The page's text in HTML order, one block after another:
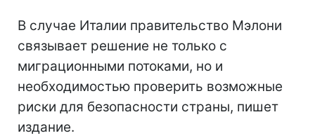
В случае Италии правительство Мэлони
связывает решение не только с
миграционными потоками, но и
необходимостью проверить возможные
риски для безопасности страны, пишет
издание.